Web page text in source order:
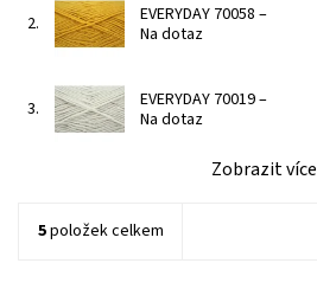
2. EVERYDAY 70058 –
Na dotaz
3. EVERYDAY 70019–
Na dotaz
Zobrazit více
5položek celkem